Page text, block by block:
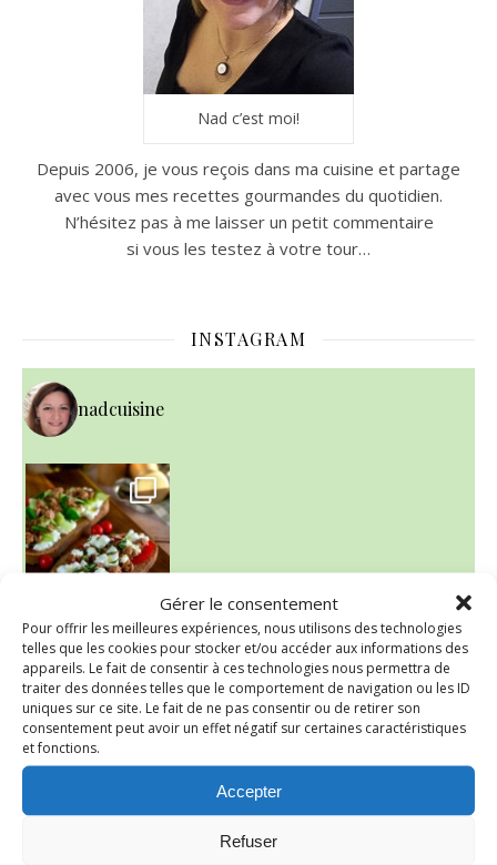
Gérer le consentement
Pour offrir les meilleures expériences, nous utilisons des technologies
telles que les cookies pour stocker et/ou accéder aux informations des
appareils. Le fait de consentir à ces technologies nous permettra de
traiter des données telles que le comportement de navigation ou les ID
uniques sur ce site. Le fait de ne pas consentir ou de retirer son
consentement peut avoir un effet négatif sur certaines caractéristiques
et fonctions.
Accepter
Refuser
Nad c’est moi!
Depuis 2006, je vous reçois dans ma cuisine et partage
avec vous mes recettes gourmandes du quotidien.
N’hésitez pas à me laisser un petit commentaire
si vous les testez à votre tour…
INSTAGRAM
nadcuisine
~ NICE CREAM À LA FRAISE ~
Presque un mois que